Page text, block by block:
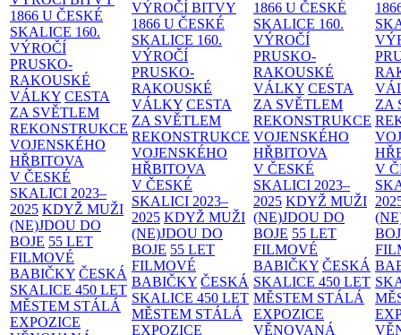
1866 U ČESKÉ
SKALICE 160.
VÝROČÍ
PRUSKO-
RAKOUSKÉ
VÁLKY CESTA
ZA SVĚTLEM
REKONSTRUKCE
VOJENSKÉHO
HŘBITOVA
V ČESKÉ
SKALICI 2023–
2025 KDYŽ MUŽI
(NE)JDOU DO
BOJE 55 LET
FILMOVÉ
BABIČKY ČESKÁ
SKALICE 450 LET
MĚSTEM STÁLÁ
EXPOZICE
VÝROČÍ BITVY
1866 U ČESKÉ
SKALICE 160.
VÝROČÍ
PRUSKO-
RAKOUSKÉ
VÁLKY CESTA
ZA SVĚTLEM
REKONSTRUKCE
VOJENSKÉHO
HŘBITOVA
V ČESKÉ
SKALICI 2023–
2025 KDYŽ MUŽI
(NE)JDOU DO
BOJE 55 LET
FILMOVÉ
BABIČKY ČESKÁ
SKALICE 450 LET
MĚSTEM STÁLÁ
EXPOZICE
1866 U ČESKÉ
SKALICE 160.
VÝROČÍ
PRUSKO-
RAKOUSKÉ
VÁLKY CESTA
ZA SVĚTLEM
REKONSTRUKCE
VOJENSKÉHO
HŘBITOVA
V ČESKÉ
SKALICI 2023–
2025 KDYŽ MUŽI
(NE)JDOU DO
BOJE 55 LET
FILMOVÉ
BABIČKY ČESKÁ
SKALICE 450 LET
MĚSTEM STÁLÁ
EXPOZICE
VĚNOVANÁ
ZA
V